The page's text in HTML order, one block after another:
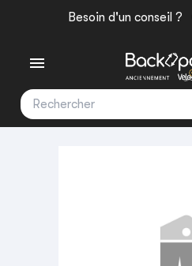
Besoin d'un conseil ?
